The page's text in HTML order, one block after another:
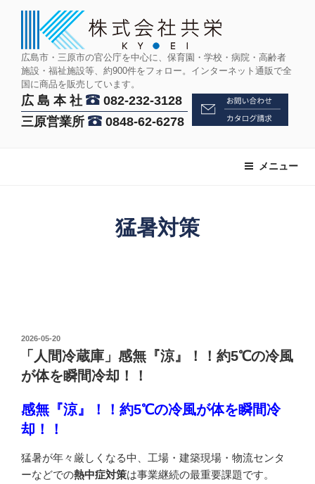
広島市・三原市の官公庁を中心に、保育園・学校・病院・高齢者
施設・福祉施設等、約900件をフォロー。インターネット通販で全
国に商品を販売しています。
広 島 本 社
082-232-3128
三原営業所
0848-62-6278
メニュー
猛暑対策
投
2026-05-20
「人間冷蔵庫」感無『涼』！！約5℃の冷風
が体を瞬間冷却！！
感無『涼』！！約5℃の冷風が体を瞬間冷
却！！
猛暑が年々厳しくなる中、工場・建築現場・物流センタ
ーなどでの熱中症対策は事業継続の最重要課題です。